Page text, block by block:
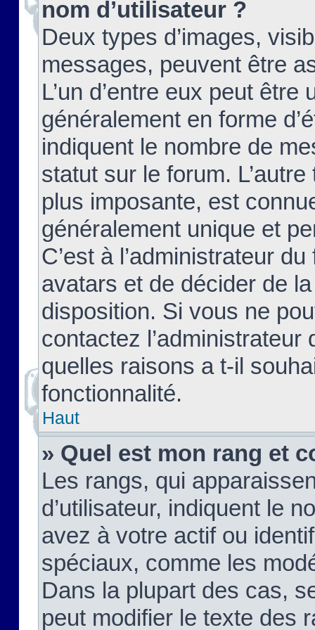
nom d’utilisateur ?
Deux types d’images,
messages, peuvent être
L’un d’entre eux peut
généralement en forme
indiquent le nombre de
statut sur le forum.
plus imposante, est
généralement unique et
C’est à l’administrateur
avatars et de décider de
disposition. Si vous ne
contactez
quelles raisons a t-il
fonctionnalité.
Haut
» Quel est mon rang et
Les rangs, qui
d’utilisateur, indiquent le
avez à votre actif ou
spéciaux, comme les
Dans la plupart des cas,
peut modifier le texte des